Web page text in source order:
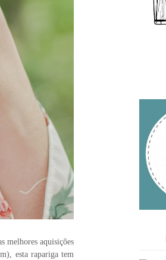
melhores aquisições
esta rapariga tem